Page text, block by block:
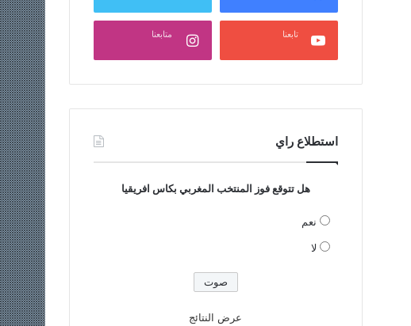
تابعنا متابعنا
استطلاع راي
هل تتوقع فوز المنتخب المغربي بكاس افريقيا
نعم
لا
عرض النتائج